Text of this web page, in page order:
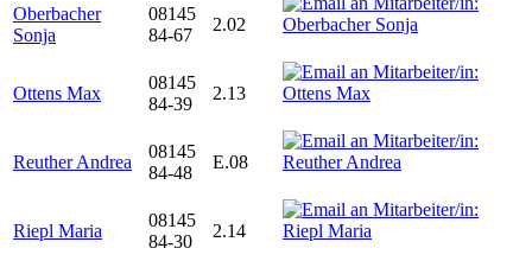
Oberbacher
Sonja
08145
84-67
2.02
Ottens Max
08145
84-39
2.13
Reuther Andrea
08145
84-48
E.08
Riepl Maria
08145
84-30
2.14